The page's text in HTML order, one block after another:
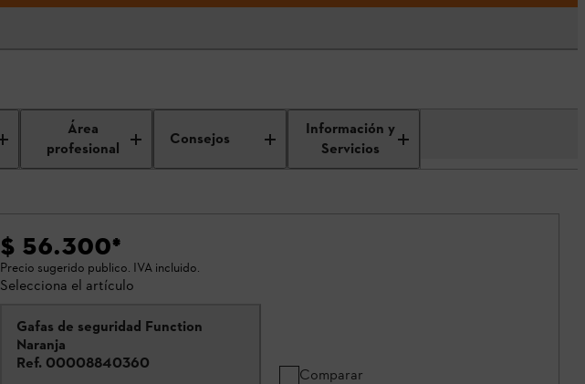
Área
profesional
Consejos
Información y
Servicios
$ 56.300*
Precio sugerido publico. IVA incluido.
Selecciona el artículo
Gafas de seguridad Function
Naranja
Ref. 00008840360
Comparar